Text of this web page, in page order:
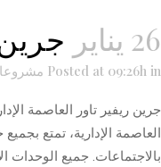
26 يناير
Posted at 09:26h in
جرين ريفير تاور العاصمة
بالاجتماعات. جميع الوحدات